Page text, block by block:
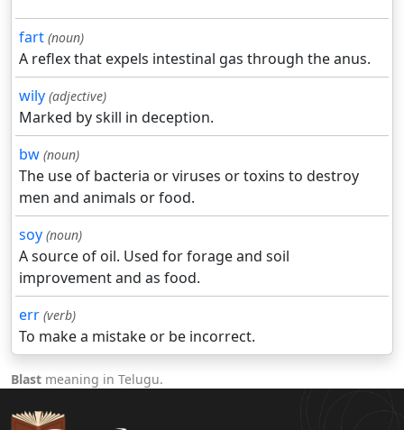
fart (noun)
A reflex that expels intestinal gas through the anus.
wily (adjective)
Marked by skill in deception.
bw (noun)
The use of bacteria or viruses or toxins to destroy
men and animals or food.
soy (noun)
A source of oil. Used for forage and soil
improvement and as food.
err (verb)
To make a mistake or be incorrect.
Blast meaning in Telugu.